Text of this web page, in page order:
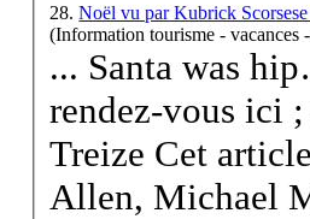
28.Noël vu par Kubrick
(Information tourisme -
... Santa was
rendez-vous ici
Treize Cet
Allen, Michael